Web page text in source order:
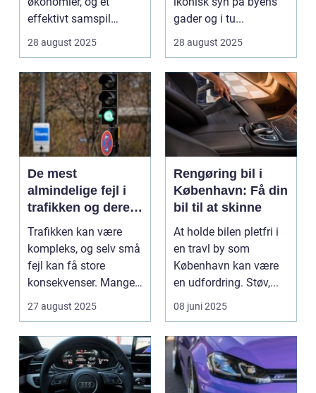
effektivt samspil
28 august 2025
gader og i tu...
28 august 2025
De mest
almindelige fejl i
trafikken og deres
konsekvenser
Trafikken kan være
kompleks, og selv små
fejl kan få store
konsekvenser. Mange
27 august 2025
Rengøring bil i
København: Få din
bil til at skinne
At holde bilen pletfri i
en travl by som
København kan være
en udfordring. Støv,...
08 juni 2025